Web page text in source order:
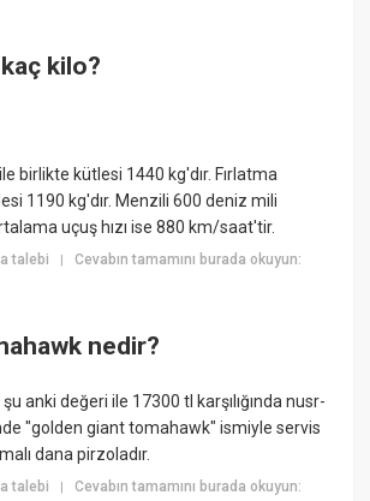
kilo?
birlikte kütlesi 1440 kg'dır. Fırlatma
1190 kg'dır. Menzili 600 deniz mili
uçuş hızı ise 880 km/saat'tir.
talebi |Cevabın tamamını burada okuyun:
nedir?
anki değeri ile 17300 tl karşılığında nusr-
"golden giant tomahawk" ismiyle servis
dana pirzoladır.
talebi |Cevabın tamamını burada okuyun: